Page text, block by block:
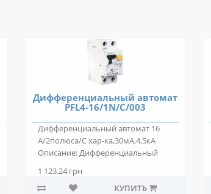
Дифференциальный автомат
PFL4-16/1N/C/003
Дифференциальный автомат 16
А/2полюса/С хар-ка,30мА,4,5кА
Описание: Дифференциальный
1 123.24 грн
КУПИТЬ